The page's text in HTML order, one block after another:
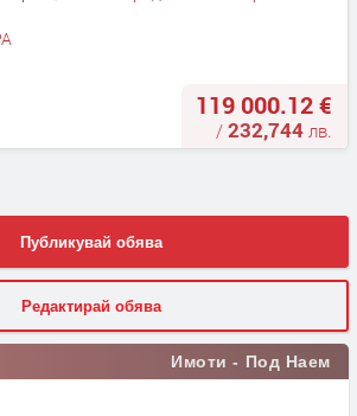
119 000.12 €
/232,744 лв.
Публикувай обява
Редактирай обява
Имоти - Под Наем